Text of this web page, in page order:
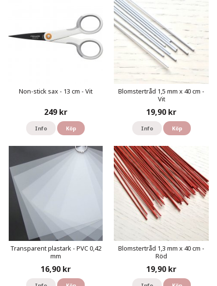
Non-stick sax - 13 cm - Vit
249 kr
Info Köp
Blomstertråd 1,5 mm x 40 cm -
Vit
19,90 kr
Info Köp
Transparent plastark - PVC 0,42
mm
16,90 kr
Blomstertråd 1,3 mm x 40 cm -
Röd
19,90 kr